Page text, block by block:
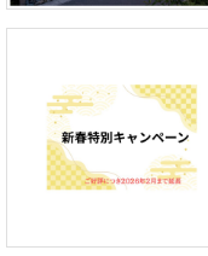
新着のイベント情